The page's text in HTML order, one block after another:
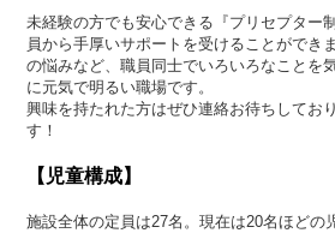
未経験の方でも安心できる『プリセプター
員から手厚いサポートを受けることができ
の悩みなど、職員同士でいろいろなことを
に元気で明るい職場です。
興味を持たれた方はぜひ連絡お待ちしてお
す！
【児童構成】
施設全体の定員は27名。現在は20名ほどの